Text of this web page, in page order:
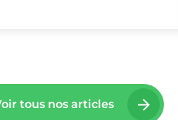
tous nos articles